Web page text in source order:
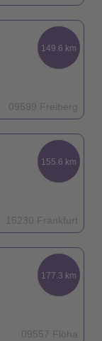
149.6 km
09599 Freiberg
155.6 km
15230 Frankfurt
177.3 km
09557 Flöha